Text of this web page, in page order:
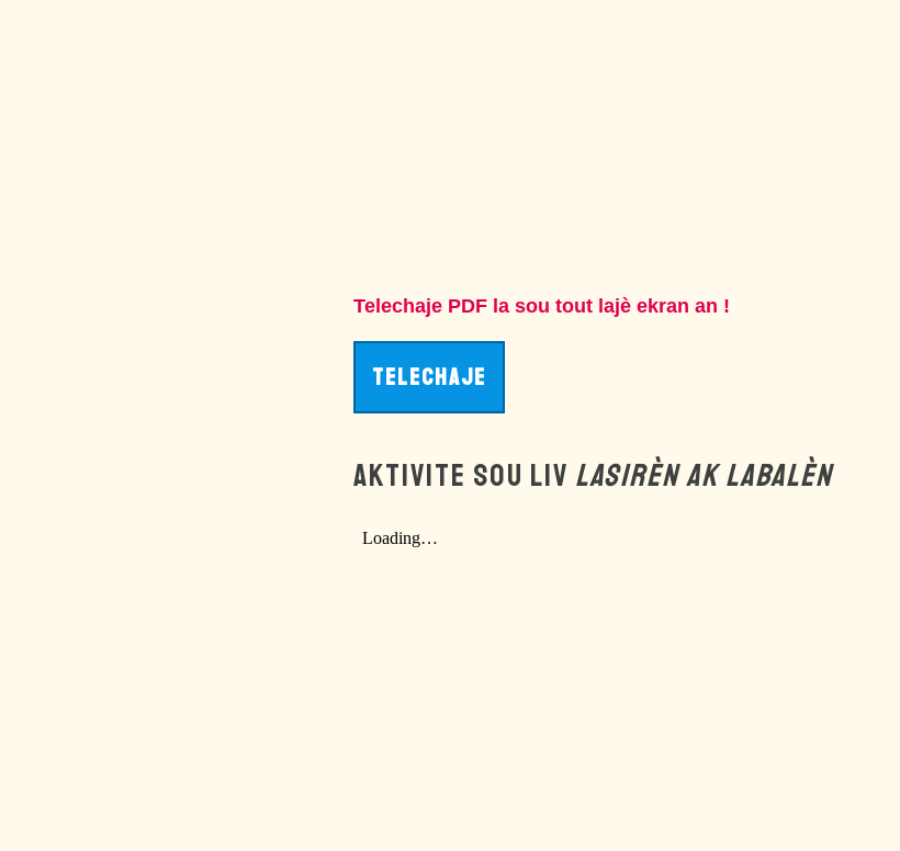
Telechaje PDF la sou tout lajè ekran an !
TELECHAJE
AKTIVITE SOU LIV LASIRÈN AK LABALÈN